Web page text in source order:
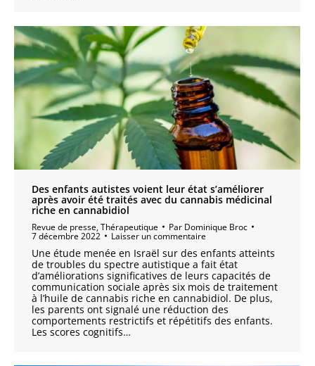
Des enfants autistes voient leur état s’améliorer
après avoir été traités avec du cannabis médicinal
riche en cannabidiol
Revue de presse,Thérapeutique Par Dominique Broc
7 décembre 2022 Laisser un commentaire
Une étude menée en Israël sur des enfants atteints
de troubles du spectre autistique a fait état
d’améliorations significatives de leurs capacités de
communication sociale après six mois de traitement
à l’huile de cannabis riche en cannabidiol. De plus,
les parents ont signalé une réduction des
comportements restrictifs et répétitifs des enfants.
Les scores cognitifs…